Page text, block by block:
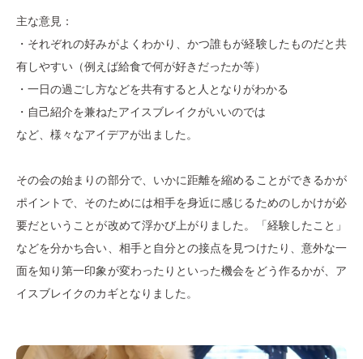
主な意見：
・それぞれの好みがよくわかり、かつ誰もが経験したものだと共
有しやすい（例えば給食で何が好きだったか等）
・一日の過ごし方などを共有すると人となりがわかる
・自己紹介を兼ねたアイスブレイクがいいのでは
など、様々なアイデアが出ました。
その会の始まりの部分で、いかに距離を縮めることができるかが
ポイントで、そのためには相手を身近に感じるためのしかけが必
要だということが改めて浮かび上がりました。「経験したこと」
などを分かち合い、相手と自分との接点を見つけたり、意外な一
面を知り第一印象が変わったりといった機会をどう作るかが、ア
イスブレイクのカギとなりました。